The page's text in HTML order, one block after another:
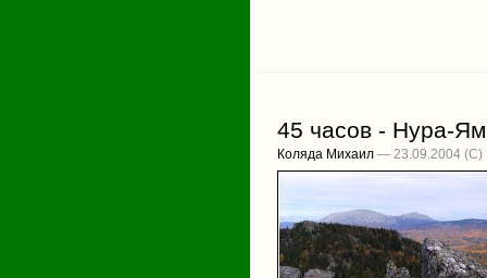
45 часов - Нура-
Коляда Михаил — 23.09.2004